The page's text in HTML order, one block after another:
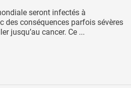
seront infectés à
des conséquences parfois sévères
jusqu’au cancer. Ce ...